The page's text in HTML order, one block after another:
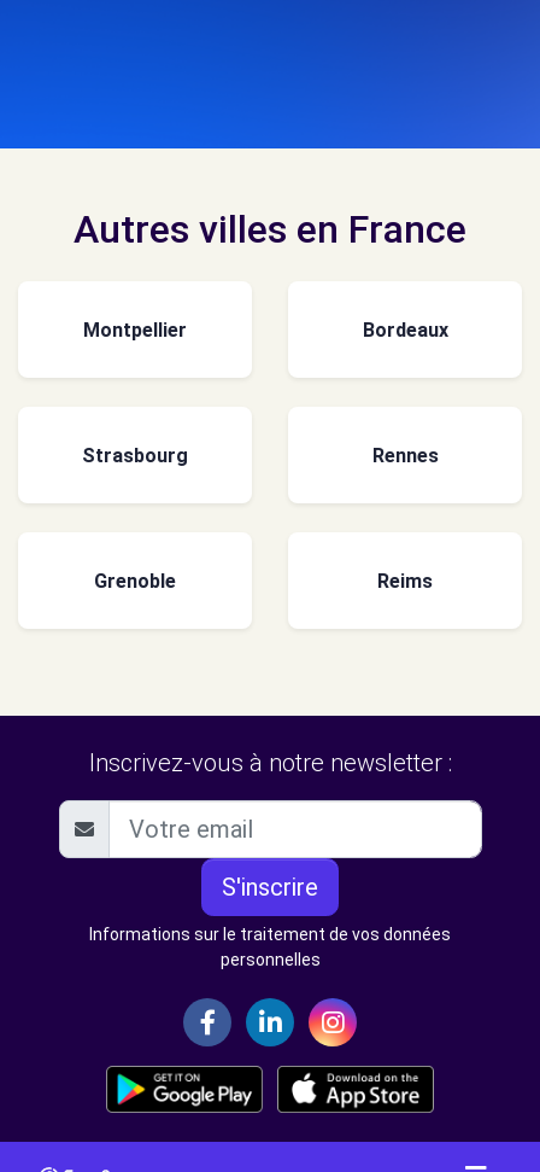
Autres villes en France
Montpellier Bordeaux
Strasbourg Rennes
Grenoble Reims
Inscrivez-vous à notre newsletter :
S'inscrire
Informations sur le traitement de vos données
personnelles